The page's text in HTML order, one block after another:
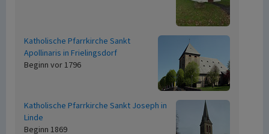
Katholische Pfarrkirche Sankt
Apollinaris in Frielingsdorf
Beginn vor 1796
Katholische Pfarrkirche Sankt Joseph in
Linde
Beginn 1869